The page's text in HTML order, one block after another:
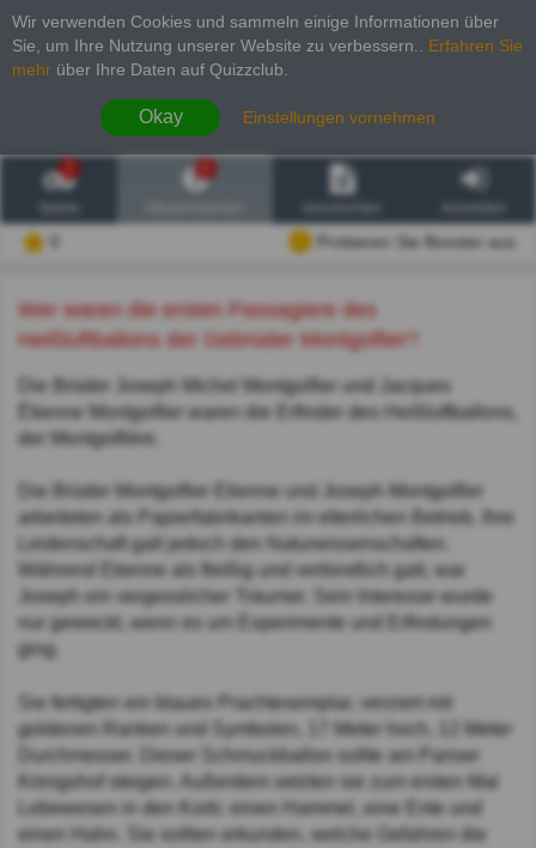
Wir verwenden Cookies und sammeln einige Informationen über
Sie, um Ihre Nutzung unserer Website zu verbessern.
Erfahren Sie
mehr über Ihre Daten auf Quizzclub.
Okay Einstellungen vornehmen
2
Probieren Sie Booster aus
Wer waren die ersten Passagiere des
Heißluftballons der Gebrüder Montgolfier?
Die Brüder Joseph Michel Montgolfier und Jacques
Étienne Montgolfier waren die Erfinder des Heißluftballons,
der Montgolfière.
Die Brüder Montgolfier Etienne und Joseph Montgolfier
arbeiteten als Papierfabrikanten im elterlichen Betrieb. Ihre
Leidenschaft galt jedoch den Naturwissenschaften.
Während Etienne als fleißig und verbindlich galt, war
Joseph ein vergesslicher Träumer. Sein Interesse wurde
nur geweckt, wenn es um Experimente und Erfindungen
ging.
Sie fertigten ein blaues Prachtexemplar, verziert mit
goldenen Ranken und Symbolen, 17 Meter hoch, 12 Meter
Durchmesser. Dieser Schmuckballon sollte am Pariser
Königshof steigen. Außerdem setzten sie zum ersten Mal
Lebewesen in den Korb: einen Hammel, eine Ente und
einen Hahn. Sie sollten erkunden, welche Gefahren die